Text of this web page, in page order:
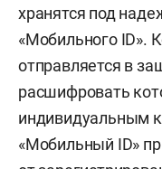
хранятся под
«Мобильного ID».
отправляется в
расшифровать
индивидуальным
«Мобильный ID»